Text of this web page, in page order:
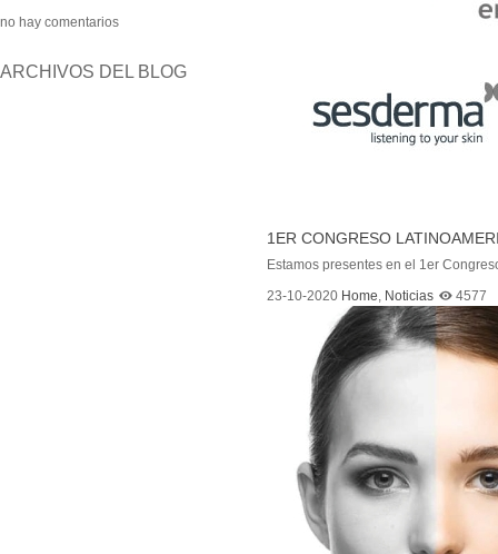
no hay comentarios
ARCHIVOS DEL BLOG
1ER CONGRESO
Estamos presentes en el 1er
23-10-2020 Home, Noticias 4577